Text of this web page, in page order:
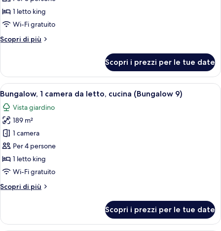
Inspired)
1
camera
letto,
Deluxe)
1 letto king
Wi-Fi gratuito
Scopri di più
Altri
1
camera
da
letto,
patio
(Grand
Deluxe)
Scopri i prezzi per le tue date
Apri
tutte
le
foto
per
Bungalow,
1
camera
letto,
9)
Un letto a baldacchino con un
14
Bungalow, 1 camera da letto, cucina (Bungalow 9)
Vista giardino
189 m²
1 camera
Per 4 persone
1 letto king
Wi-Fi gratuito
Scopri di più
Altri
1
Scopri i prezzi per le tue date